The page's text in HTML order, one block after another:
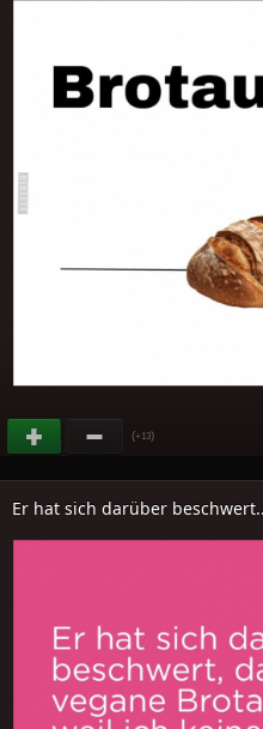
(+13)
Er hat sich darüber beschwert..